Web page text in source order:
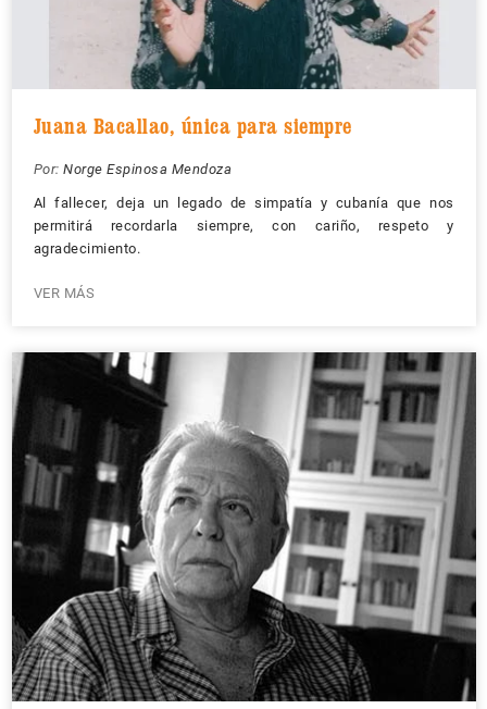
Juana Bacallao, única para siempre
Por: Norge Espinosa Mendoza
Al fallecer, deja un legado de simpatía y cubanía que nos
permitirá recordarla siempre, con cariño, respeto y
agradecimiento.
VER MÁS